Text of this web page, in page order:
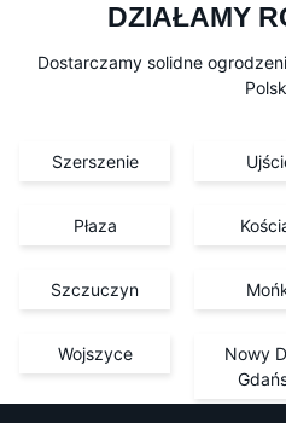
DZIAŁAMY
Dostarczamy solidne
Szerszenie
Płaza
Szczuczyn
Wojszyce
Nowy